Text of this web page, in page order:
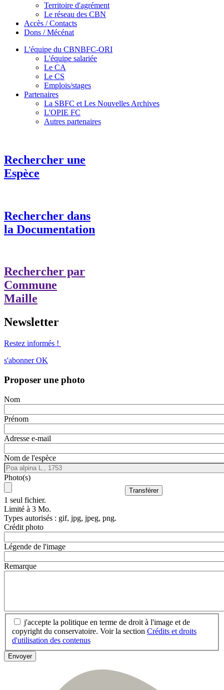
Territoire d'agrément
Le réseau des CBN
Accès / Contacts
Dons / Mécénat
L'équipe du CBNBFC-ORI
L'équipe salariée
Le CA
Le CS
Emplois/stages
Partenaires
La SBFC et Les Nouvelles Archives
L'OPIE FC
Autres partenaires
Rechercher une
Espèce
Rechercher dans
la Documentation
Rechercher par
Commune
Maille
Newsletter
Restez informés !
s'abonner OK
Proposer une photo
Nom
Prénom
Adresse e-mail
Nom de l'espèce
Photo(s)
1 seul fichier.
Limité à 3 Mo.
Types autorisés : gif, jpg, jpeg, png.
Crédit photo
Légende de l'image
Remarque
j'accepte la politique en terme de droit à l'image et de
copyright du conservatoire. Voir la section Crédits et droits
d'utilisation des contenus